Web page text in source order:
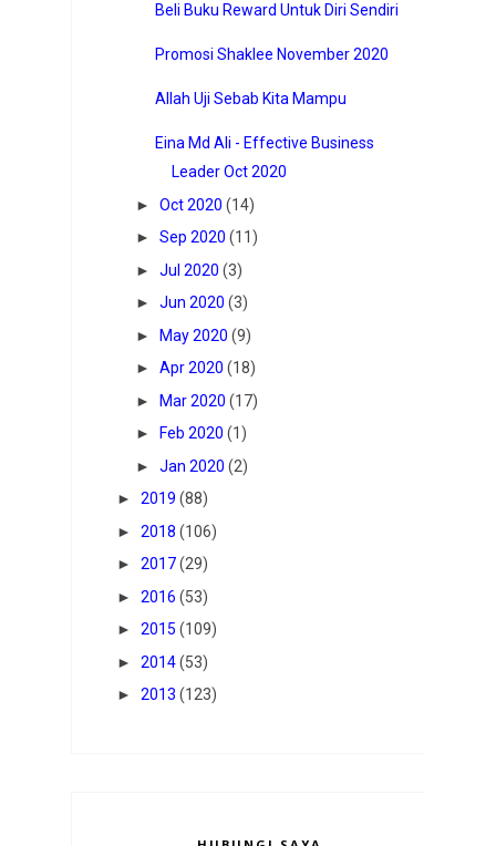
Beli Buku Reward Untuk Diri Sendiri
Promosi Shaklee November 2020
Allah Uji Sebab Kita Mampu
Eina Md Ali - Effective Business
Leader Oct 2020
► Oct 2020 (14)
► Sep 2020 (11)
► Jul 2020 (3)
► Jun 2020 (3)
►
May 2020 (9)
► Apr 2020 (18)
►
Mar 2020 (17)
►
Feb 2020 (1)
► Jan 2020 (2)
► 2019 (88)
► 2018 (106)
► 2017(29)
► 2016 (53)
► 2015 (109)
► 2014(53)
► 2013 (123)